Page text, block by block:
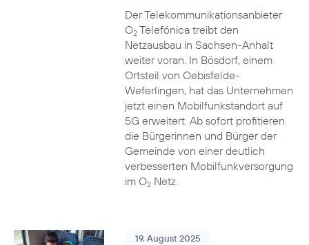
Der Telekommunikationsanbieter
O2Telefónica treibt den
Netzausbau in Sachsen-Anhalt
weiter voran. In Bösdorf, einem
Ortsteil von Oebisfelde-
Weferlingen, hat das Unternehmen
jetzt einen Mobilfunkstandort auf
5G erweitert. Ab sofort profitieren
die Bürgerinnen und Bürger der
Gemeinde von einer deutlich
verbesserten Mobilfunkversorgung
im O2Netz.
19. August 2025